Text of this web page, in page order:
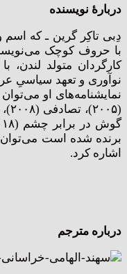
دربارۀ نویسنده
دِبی تاکِر گرین ـ که اسم
با حروف کوچک می‌نویسد
کارگردان متولد
نوآوری و تعهد سیاسیِ
برنده شده است می‌توان
اشاره کرد.
درباره مترجم